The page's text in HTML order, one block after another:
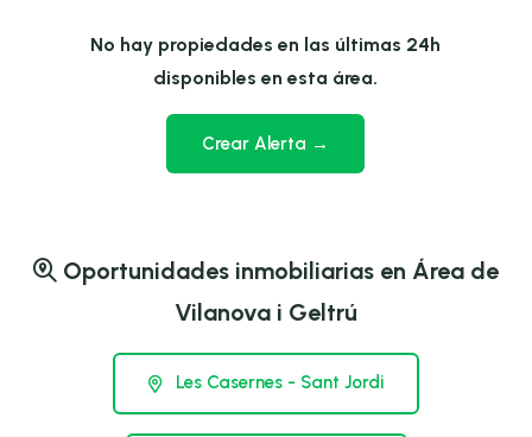
No hay propiedades en las últimas 24h
disponibles en esta área.
Crear Alerta →
Oportunidades inmobiliarias en Área de
Vilanova i Geltrú
Les Casernes - Sant Jordi